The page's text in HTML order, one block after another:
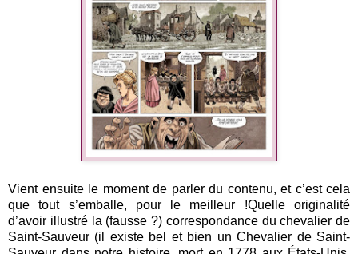
Vient ensuite le moment de parler du contenu, et c’est cela
que tout s’emballe, pour le meilleur !Quelle originalité
d’avoir illustré la (fausse ?) correspondance du chevalier de
Saint-Sauveur (il existe bel et bien un Chevalier de Saint-